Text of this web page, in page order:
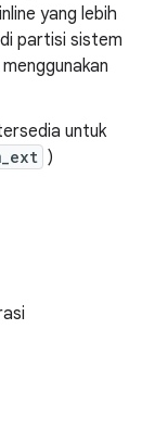
yang lebih
partisi sistem
untuk
)